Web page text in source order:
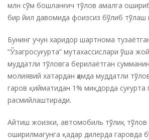
млн сўм бошланғич тўлов амалга
бир йил давомида фоизсиз бўлиб тўлаш
Бунинг учун харидор шартнома
“Ўзагросуғурта” мутахассислари ўша
муддатли тўловга берилаётган
молиявий хатардан ҳамда муддатли
гаров қийматидан 1% миқдорда суғурта
расмийлаштиради.
Айтиш жоизки, автомобиль тўлиқ тўлов
оширилмагунга қадар дилерда гаровда